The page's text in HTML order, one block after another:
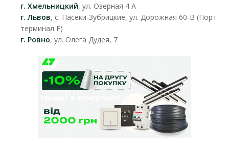
г. Хмельницкий, ул. Озерная 4 А
г. Львов, с. Пасеки-Зубрицкие, ул. Дорожная 60-В (Порт
терминал F)
г. Ровно, ул. Олега Дудея, 7